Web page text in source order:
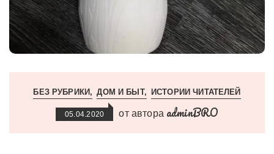
БЕЗ РУБРИКИ ДОМ И БЫТ ИСТОРИИ ЧИТАТЕЛЕЙ
05.04.2020 от автора adminBRO